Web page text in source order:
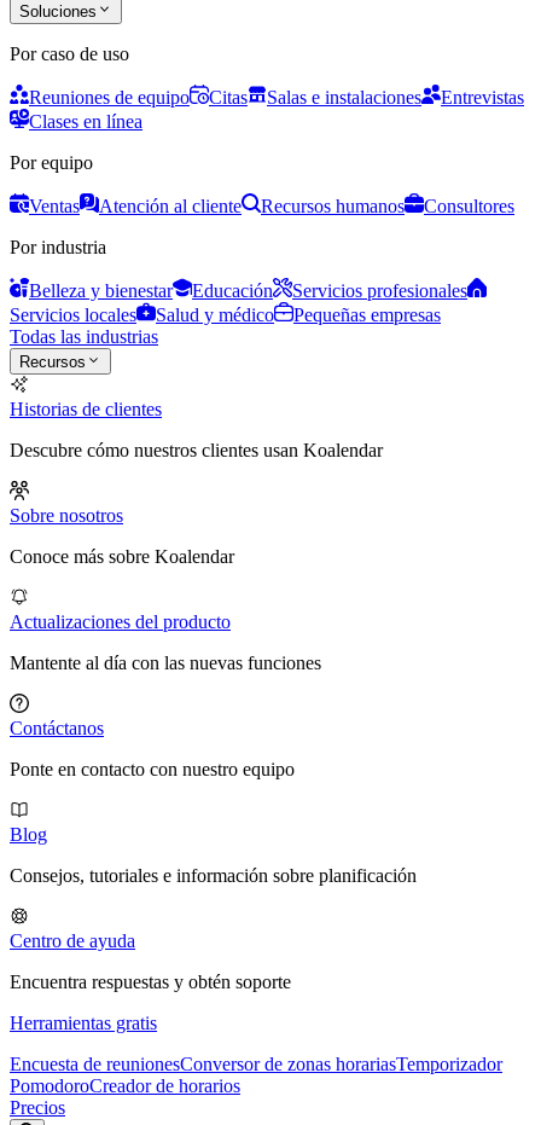
Soluciones
Por caso de uso
Reuniones de equipo Citas Salas e instalaciones
Entrevistas
Clases en línea
Por equipo
Ventas Atención al cliente Recursos humanos
Consultores
Por industria
Belleza y bienestar Educación
Servicios profesionales
Servicios locales
Salud y médico
Pequeñas empresas
Todas las industrias
Recursos
Historias de clientes
Descubre cómo nuestros clientes usan Koalendar
Sobre nosotros
Conoce más sobre Koalendar
Actualizaciones del producto
Mantente al día con las nuevas funciones
Contáctanos
Ponte en contacto con nuestro equipo
Blog
Consejos, tutoriales e información sobre planificación
Centro de ayuda
Encuentra respuestas y obtén soporte
Herramientas gratis
Encuesta de reunionesConversor de zonas horariasTemporizador
PomodoroCreador de horarios
Precios